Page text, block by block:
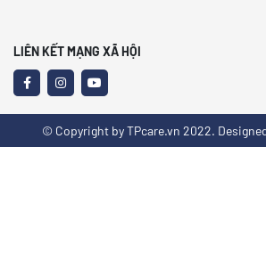
LIÊN KẾT MẠNG XÃ HỘI
© Copyright by TPcare.vn 2022.